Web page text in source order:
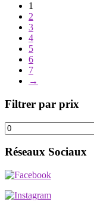
1
2
3
4
5
6
7
→
Filtrer par prix
Prix
min
Réseaux Sociaux